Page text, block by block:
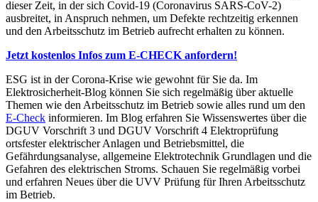
dieser Zeit, in der sich Covid-19 (Coronavirus SARS-CoV-2)
ausbreitet, in Anspruch nehmen, um Defekte rechtzeitig erkennen
und den Arbeitsschutz im Betrieb aufrecht erhalten zu können.
Jetzt kostenlos Infos zum E-CHECK anfordern!
ESG ist in der Corona-Krise wie gewohnt für Sie da. Im
Elektrosicherheit-Blog können Sie sich regelmäßig über aktuelle
Themen wie den Arbeitsschutz im Betrieb sowie alles rund um den
E-Check informieren. Im Blog erfahren Sie Wissenswertes über die
DGUV Vorschrift 3 und DGUV Vorschrift 4 Elektroprüfung
ortsfester elektrischer Anlagen und Betriebsmittel, die
Gefährdungsanalyse, allgemeine Elektrotechnik Grundlagen und die
Gefahren des elektrischen Stroms. Schauen Sie regelmäßig vorbei
und erfahren Neues über die UVV Prüfung für Ihren Arbeitsschutz
im Betrieb.